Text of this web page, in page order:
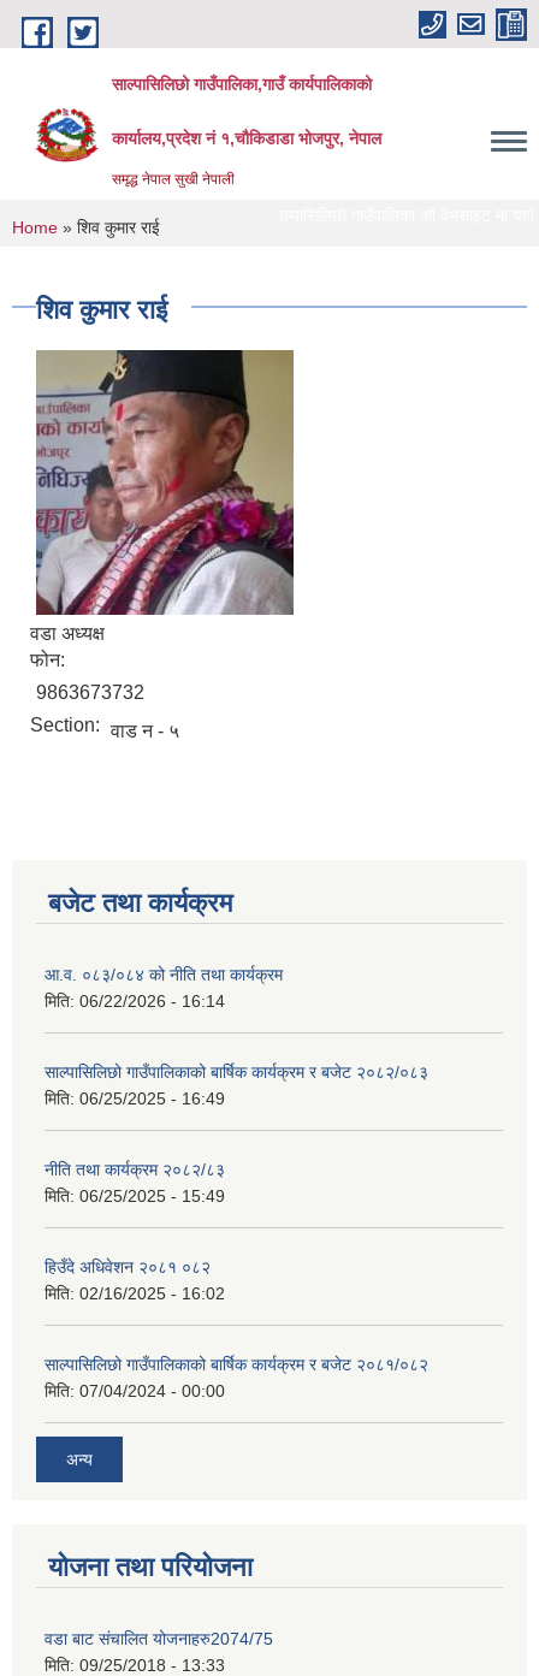
Skip to main content
साल्पासिलिछो गाउँपालिका,गाउँ कार्यपालिकाको
कार्यालय,प्रदेश नं १,चौकिडाडा भोजपुर, नेपाल
समृद्ध नेपाल सुखी नेपाली
You are here
Home » शिव कुमार राई
शिव कुमार राई
वडा अध्यक्ष
फोन:
9863673732
Section: वाड न - ५
बजेट तथा कार्यक्रम
आ.व. ०८३/०८४ को नीति तथा कार्यक्रम
मिति: 06/22/2026 - 16:14
साल्पासिलिछो गाउँपालिकाको बार्षिक कार्यक्रम र बजेट २०८२/०८३
मिति: 06/25/2025 - 16:49
नीति तथा कार्यक्रम २०८२/८३
मिति: 06/25/2025 - 15:49
हिउँदे अधिवेशन २०८१ ०८२
मिति: 02/16/2025 - 16:02
साल्पासिलिछो गाउँपालिकाको बार्षिक कार्यक्रम र बजेट २०८१/०८२
मिति: 07/04/2024 - 00:00
अन्य
योजना तथा परियोजना
वडा बाट संचालित योजनाहरु2074/75
मिति: 09/25/2018 - 13:33